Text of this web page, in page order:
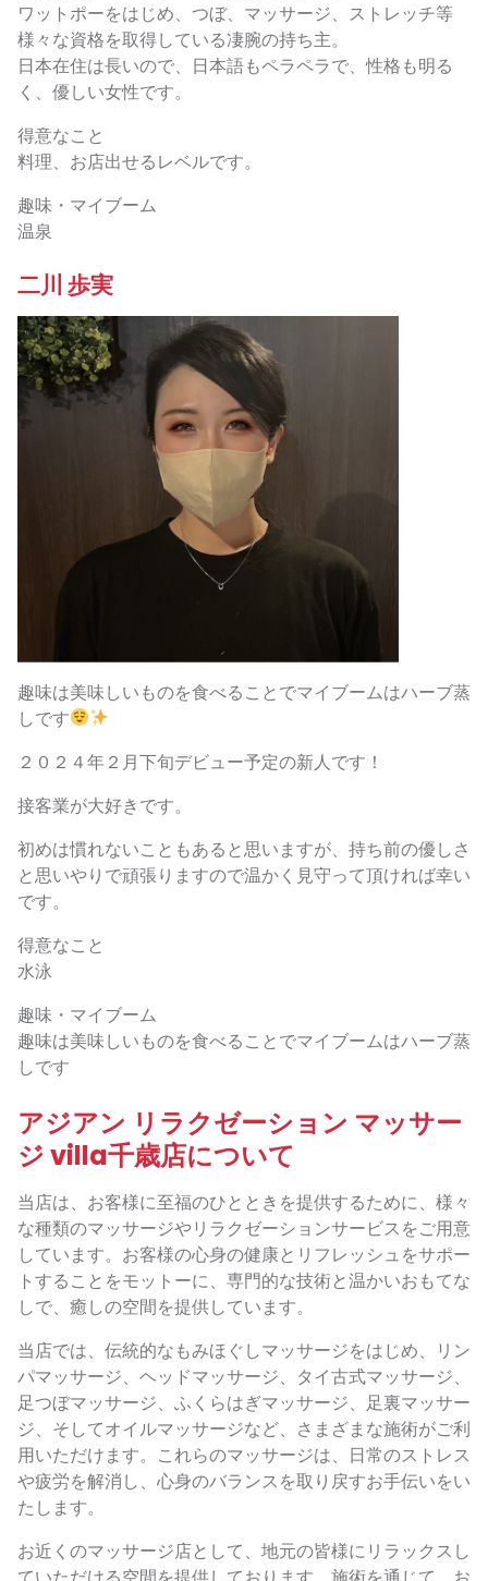
ワットポーをはじめ、つぼ、マッサージ、ストレッチ等
様々な資格を取得している凄腕の持ち主。
日本在住は長いので、日本語もペラペラで、性格も明る
く、優しい女性です。
得意なこと
料理、お店出せるレベルです。
趣味・マイブーム
温泉
二川 歩実
趣味は美味しいものを食べることでマイブームはハーブ蒸
しです
２０２４年２月下旬デビュー予定の新人です！
接客業が大好きです。
初めは慣れないこともあると思いますが、持ち前の優しさ
と思いやりで頑張りますので温かく見守って頂ければ幸い
です。
得意なこと
水泳
趣味・マイブーム
趣味は美味しいものを食べることでマイブームはハーブ蒸
しです
アジアン リラクゼーション マッサー
ジ villa千歳店について
当店は、お客様に至福のひとときを提供するために、様々
な種類のマッサージやリラクゼーションサービスをご用意
しています。お客様の心身の健康とリフレッシュをサポー
トすることをモットーに、専門的な技術と温かいおもてな
しで、癒しの空間を提供しています。
当店では、伝統的なもみほぐしマッサージをはじめ、リン
パマッサージ、ヘッドマッサージ、タイ古式マッサージ、
足つぼマッサージ、ふくらはぎマッサージ、足裏マッサー
ジ、そしてオイルマッサージなど、さまざまな施術がご利
用いただけます。これらのマッサージは、日常のストレス
や疲労を解消し、心身のバランスを取り戻すお手伝いをい
たします。
お近くのマッサージ店として、地元の皆様にリラックスし